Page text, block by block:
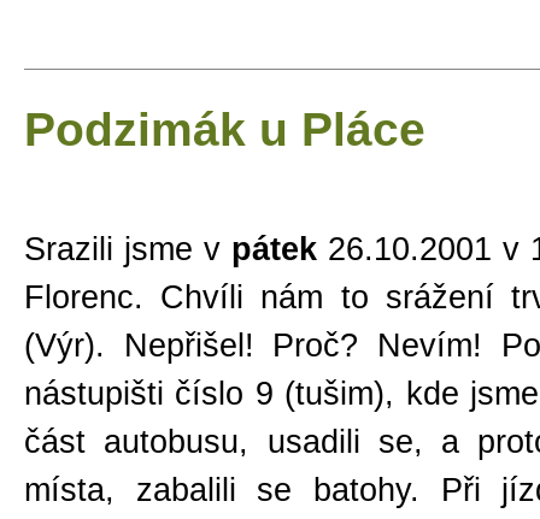
Podzimák u Pláce
Srazili jsme v pátek 26.10.2001 v
Florenc. Chvíli nám to srážení
(Výr). Nepřišel! Proč? Nevím!
nástupišti číslo 9 (tušim), kde
část autobusu, usadili se, a
místa, zabalili se batohy. Při